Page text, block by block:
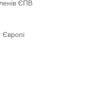
ЄПВ
Європі